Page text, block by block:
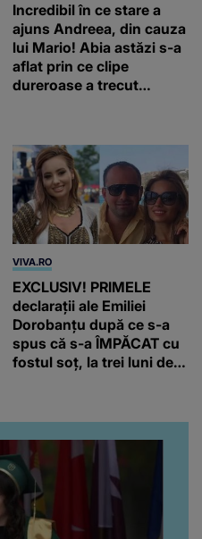
Incredibil în ce stare a
ajuns Andreea, din cauza
lui Mario! Abia astăzi s-a
aflat prin ce clipe
dureroase a trecut
VIVA.RO
EXCLUSIV! PRIMELE
declarații ale Emiliei
Dorobanțu după ce s-a
spus că s-a ÎMPĂCAT cu
fostul soț, la trei luni de
artistă i-a lăsat MASCĂ
pe toți. De data aceasta,
chiar a rupt tăcerea:
”Poate că aveam să ne
spunem, să ne...”